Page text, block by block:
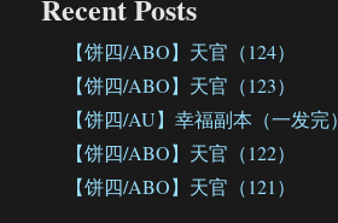
Recent Posts
【饼四/ABO】天官（124）
【饼四/ABO】天官（123）
【饼四/AU】幸福副本（一发完）
【饼四/ABO】天官（122）
【饼四/ABO】天官（121）